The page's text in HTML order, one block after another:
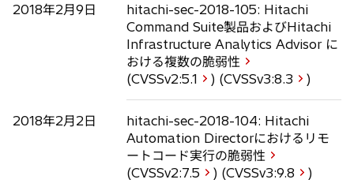
2018年2月9日
hitachi-sec-2018-105: Hitachi
Command Suite製品およびHitachi
Infrastructure Analytics Advisor に
おける複数の脆弱性
(CVSSv2:5.1 ) (CVSSv3:8.3 )
2018年2月2日
hitachi-sec-2018-104: Hitachi
Automation Directorにおけるリモ
ートコード実行の脆弱性
(CVSSv2:7.5 ) (CVSSv3:9.8 )